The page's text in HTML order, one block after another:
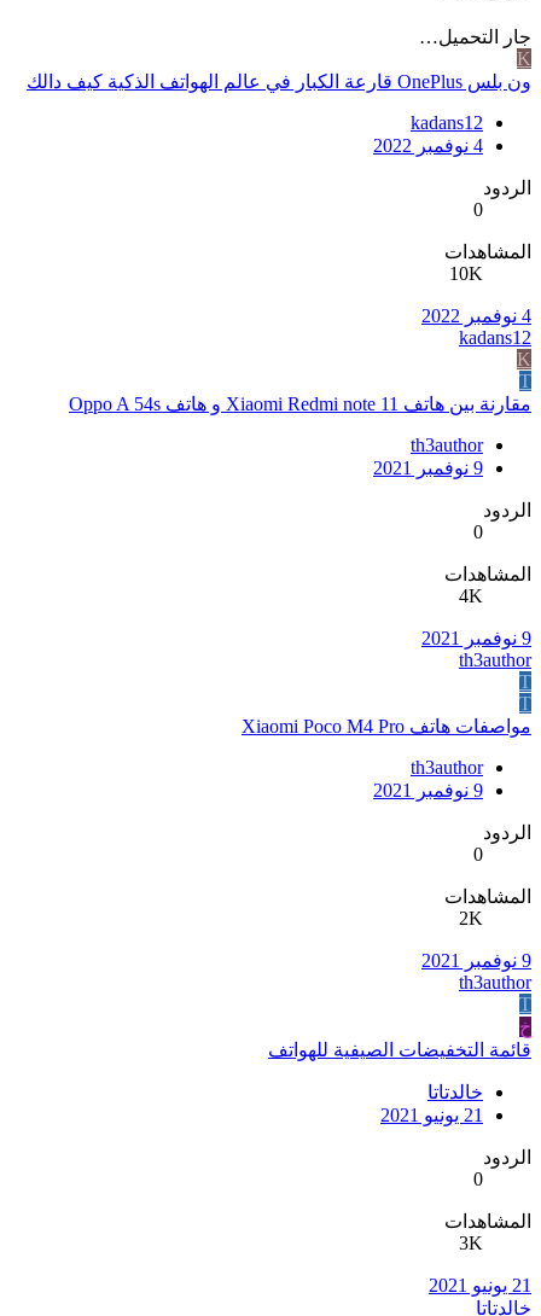
جار التحميل…
K
ون بلس OnePlus قارعة الكبار في عالم الهواتف الذكية كيف دالك
kadans12
4 نوفمبر 2022
الردود
0
المشاهدات
10K
4 نوفمبر 2022
kadans12
K
T
مقارنة بين هاتف Xiaomi Redmi note 11 و هاتف Oppo A 54s
th3author
9 نوفمبر 2021
الردود
0
المشاهدات
4K
9 نوفمبر 2021
th3author
T
T
مواصفات هاتف Xiaomi Poco M4 Pro
th3author
9 نوفمبر 2021
الردود
0
المشاهدات
2K
9 نوفمبر 2021
th3author
T
خ
قائمة التخفيضات الصيفية للهواتف
خالدتاتا
21 يونيو 2021
الردود
0
المشاهدات
3K
21 يونيو 2021
خالدتاتا